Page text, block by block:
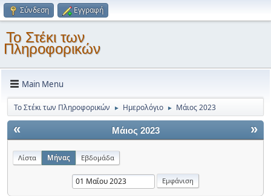
Σύνδεση Εγγραφή
Το Στέκι των
Πληροφορικών
Main Menu
Το Στέκι των Πληροφορικών ► Ημερολόγιο ► Μάιος 2023
« »
Μάιος 2023
Λίστα Μήνας Εβδομάδα